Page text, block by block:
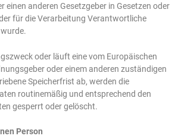
einen anderen Gesetzgeber in Gesetzen oder
für die Verarbeitung Verantwortliche
oder läuft eine vom Europäischen
oder einem anderen zuständigen
Speicherfrist ab, werden die
routinemäßig und entsprechend den
gesperrt oder gelöscht.
Person